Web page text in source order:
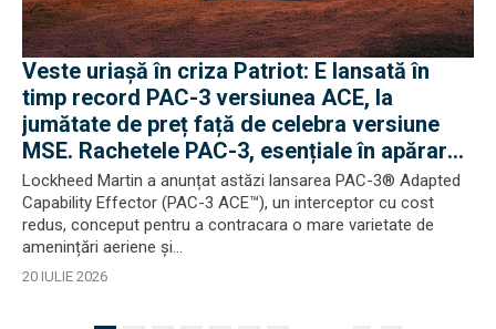
Veste uriașă în criza Patriot: E lansată în
timp record PAC-3 versiunea ACE, la
jumătate de preț față de celebra versiune
MSE. Rachetele PAC-3, esențiale în apărarea
antibalistică
Lockheed Martin a anunțat astăzi lansarea PAC-3® Adapted
Capability Effector (PAC-3 ACE™), un interceptor cu cost
redus, conceput pentru a contracara o mare varietate de
amenințări aeriene și...
20 IULIE 2026